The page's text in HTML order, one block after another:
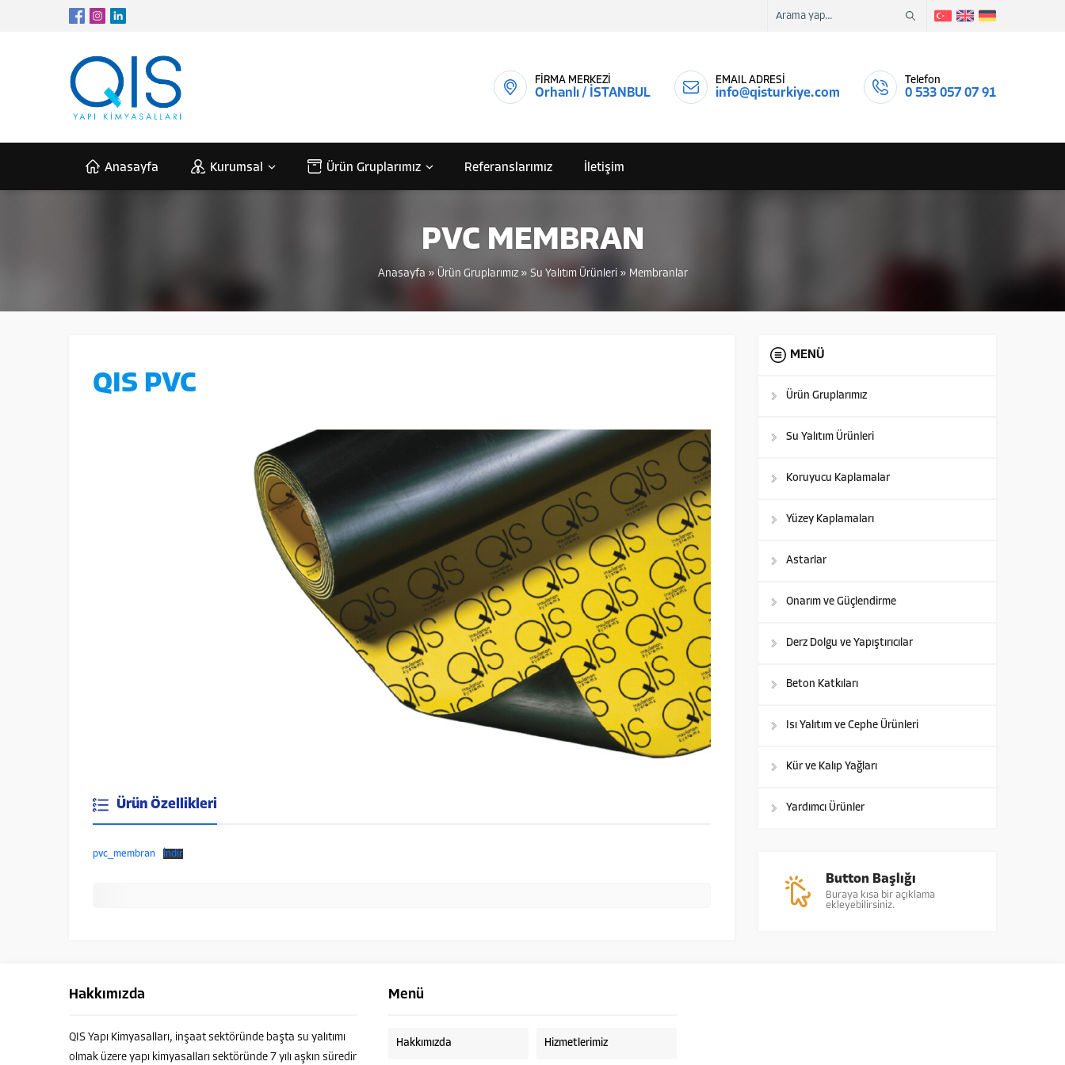
FİRMA MERKEZİ
Orhanlı / İSTANBUL
EMAIL ADRESİ
info@qisturkiye.com
Telefon
0 533 057 07 91
Anasayfa Kurumsal Ürün Gruplarımız Referanslarımız İletişim
PVC MEMBRAN
Anasayfa » Ürün Gruplarımız» Su Yalıtım Ürünleri» Membranlar
QIS PVC
Ürün Özellikleri
pvc_membran İndir
MENÜ
Ürün Gruplarımız
Su Yalıtım Ürünleri
Koruyucu Kaplamalar
Yüzey Kaplamaları
Astarlar
Onarım ve Güçlendirme
Derz Dolgu ve Yapıştırıcılar
Beton Katkıları
Isı Yalıtım ve Cephe Ürünleri
Kür ve Kalıp Yağları
Yardımcı Ürünler
Button Başlığı
Buraya kısa bir açıklama
ekleyebilirsiniz.
Hakkımızda
QIS Yapı Kimyasalları, inşaat sektöründe başta su yalıtımı
olmak üzere yapı kimyasalları sektöründe 7 yılı aşkın süredir
Menü
Hakkımızda Hizmetlerimiz